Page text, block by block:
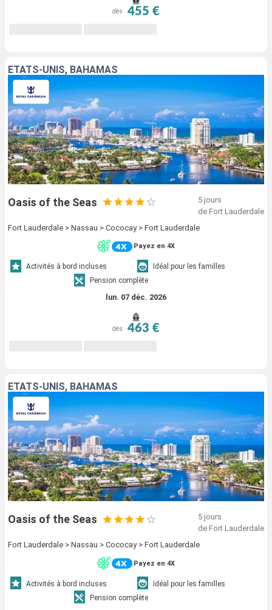
dès 455 €
ÉTATS-UNIS, BAHAMAS
Oasis of the Seas
5 jours
de Fort Lauderdale
Fort Lauderdale > Nassau > Cococay > Fort Lauderdale
Payez en 4X
Activités à bord incluses
Idéal pour les familles
Pension complète
lun. 07 déc. 2026
dès 463 €
ÉTATS-UNIS, BAHAMAS
Oasis of the Seas
5 jours
de Fort Lauderdale
Fort Lauderdale > Nassau > Cococay > Fort Lauderdale
Payez en 4X
Activités à bord incluses
Idéal pour les familles
Pension complète